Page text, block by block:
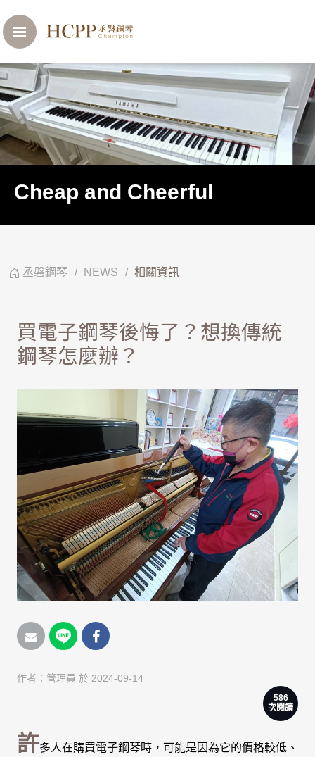
Cheap and Cheerful
丞磐鋼琴 NEWS 相關資訊
買電子鋼琴後悔了？想換傳統
鋼琴怎麼辦？
作者： 管理員 於 2024-09-14
586
次閱讀
許多人在購買電子鋼琴時，可能是因為它的價格較低、